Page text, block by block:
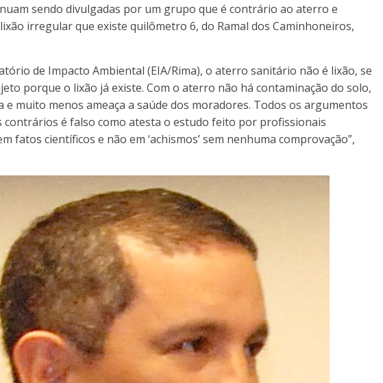
sendo divulgadas por um grupo que é contrário ao aterro e
irregular que existe quilômetro 6, do Ramal dos Caminhoneiros,
de Impacto Ambiental (EIA/Rima), o aterro sanitário não é lixão, se
porque o lixão já existe. Com o aterro não há contaminação do solo,
e muito menos ameaça a saúde dos moradores. Todos os argumentos
contrários é falso como atesta o estudo feito por profissionais
fatos científicos e não em ‘achismos’ sem nenhuma comprovação”,